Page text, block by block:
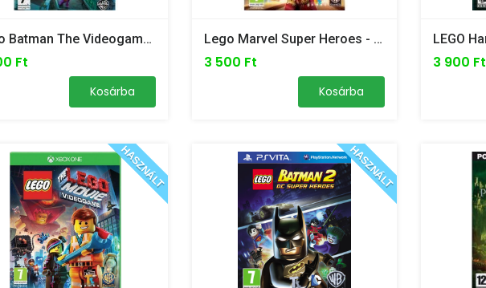
Lego Batman The Videogame - PC
Ft
Kosárba
Lego Marvel Super Heroes - PC
3 500 Ft
Kosárba
3 900 Ft
HASZNÁLT HASZNÁLT